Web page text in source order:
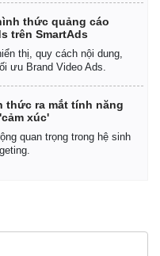
Giá vàng
Tiêu dùng
Tỷ giá
khoán
thức quảng cáo
trên SmartAds
thị, quy cách nội dung,
ưu Brand Video Ads.
thức ra mắt tính năng
xúc'
quan trọng trong hệ sinh